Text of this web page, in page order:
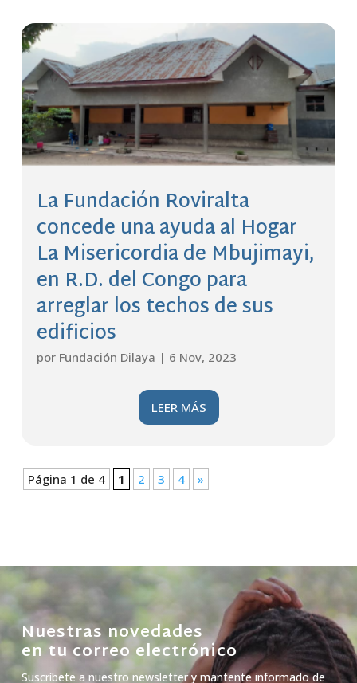
La Fundación Roviralta
concede una ayuda al Hogar
La Misericordia de Mbujimayi,
en R.D. del Congo para
arreglar los techos de sus
edificios
por Fundación Dilaya | 6 Nov, 2023
LEER MÁS
Página 1 de 4 1 2 3 4 »
Nuestras novedades
en tu correo electrónico
Suscríbete a nuestro newsletter y mantente informado de